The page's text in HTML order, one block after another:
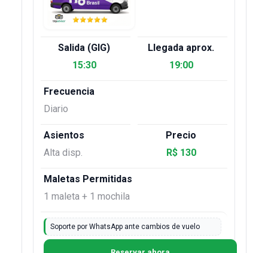
15:30 19:00
Diario
Alta disp. R$ 130
1 maleta + 1 mochila
Soporte por WhatsApp ante cambios de vuelo